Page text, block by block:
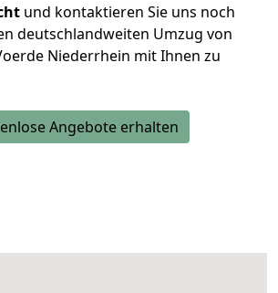
und kontaktieren Sie uns noch
deutschlandweiten Umzug von
Niederrhein mit Ihnen zu
Angebote erhalten